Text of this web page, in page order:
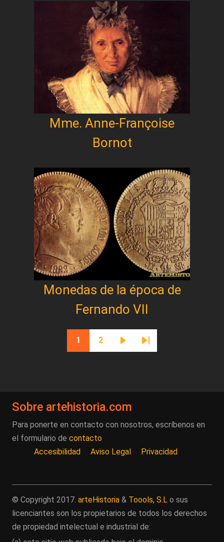
Mme. Anne-Françoise
Bornot
Monedas de la época de
Fernando VII
Página actual
1
Página
2
Siguiente página
Última página
Sobre artehistoria.com
Para ponerte en contacto con nosotros, escríbenos en
el formulario de contacto
Accesibilidad
Aviso Legal Privacidad
© Copyright 2017. arteHistoria & Toools, S.L o sus
licenciantes son los propietarios de todos los derechos
de propiedad intelectual e industrial de: